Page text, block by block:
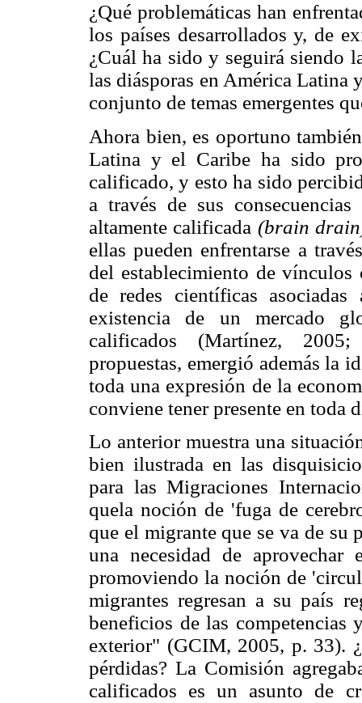
¿Qué problemáticas han
los países desarrollados y, de
¿Cuál ha sido y seguirá siendo
las diásporas en América Latina
conjunto de temas emergentes
Ahora bien, es oportuno
Latina y el Caribe ha sido
calificado, y esto ha sido
a través de sus
altamente calificada (brain
ellas pueden enfrentarse a
del establecimiento de
de redes científicas
existencia de un mercado
calificados (Martínez,
propuestas, emergió además la
toda una expresión de la
conviene tener presente en toda
Lo anterior muestra una
bien ilustrada en las
para las Migraciones
quela noción de 'fuga de
que el migrante que se va de su
una necesidad de
promoviendo la noción de
migrantes regresan a su país
beneficios de las competencias
exterior" (GCIM, 2005, p. 33).
pérdidas? La Comisión
calificados es un asunto de